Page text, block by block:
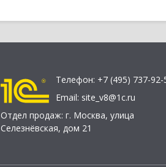
Телефон: +7 (495) 737-92-
Email: site_v8@1c.ru
Отдел продаж: г. Москва, улица
Селезнёвская, дом 21